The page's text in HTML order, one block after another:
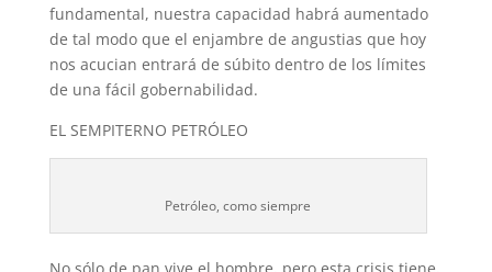
fundamental, nuestra capacidad habrá aumentado
de tal modo que el enjambre de angustias que hoy
nos acucian entrará de súbito dentro de los límites
de una fácil gobernabilidad.
EL SEMPITERNO PETRÓLEO
Petróleo, como siempre